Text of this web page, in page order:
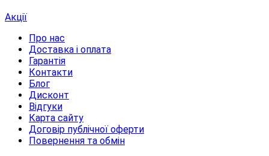
Акції
Про нас
Доставка і оплата
Гарантія
Контакти
Блог
Дисконт
Відгуки
Карта сайту
Договір публічної оферти
Повернення та обмін